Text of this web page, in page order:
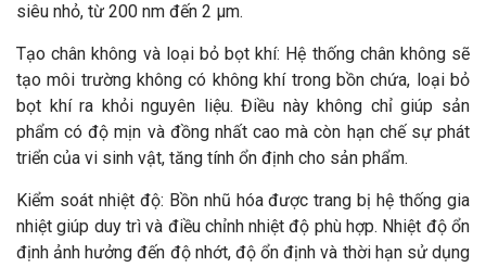
siêu nhỏ, từ 200 nm đến 2 µm.
Tạo chân không và loại bỏ bọt khí: Hệ thống chân không sẽ
tạo môi trường không có không khí trong bồn chứa, loại bỏ
bọt khí ra khỏi nguyên liệu. Điều này không chỉ giúp sản
phẩm có độ mịn và đồng nhất cao mà còn hạn chế sự phát
triển của vi sinh vật, tăng tính ổn định cho sản phẩm.
Kiểm soát nhiệt độ: Bồn nhũ hóa được trang bị hệ thống gia
nhiệt giúp duy trì và điều chỉnh nhiệt độ phù hợp. Nhiệt độ ổn
định ảnh hưởng đến độ nhớt, độ ổn định và thời hạn sử dụng